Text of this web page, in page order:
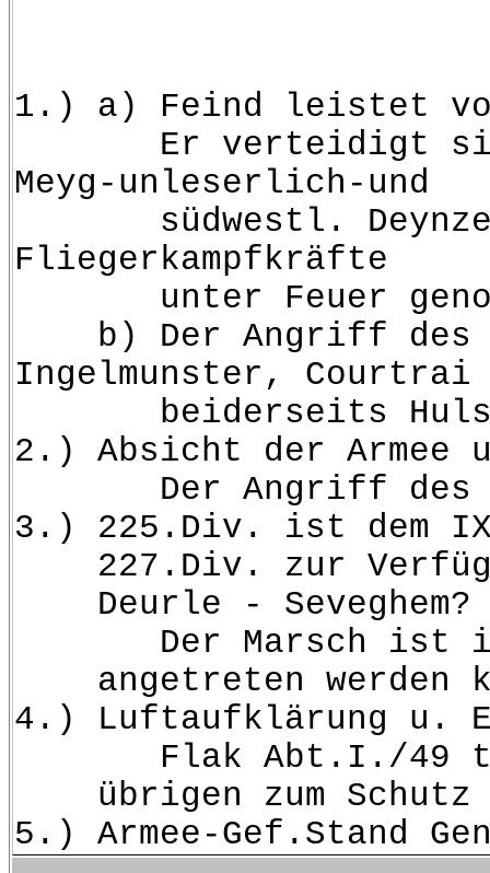
1.) a) Feind leistet vor
Er verteidigt sich
Meyg-unleserlich-und
südwestl. Deynze.
Fliegerkampfkräfte
unter Feuer
b) Der Angriff des
Ingelmunster, Courtrai
beiderseits Hulste
2.) Absicht der
Der Angriff des
3.) 225.Div. ist dem
227.Div. zur
Deurle - Seveghem?
Der Marsch ist im
angetreten werden
4.) Luftaufklärung u.
Flak Abt.I./49 tritt
übrigen zum Schutz
5.) Armee-Gef.Stand